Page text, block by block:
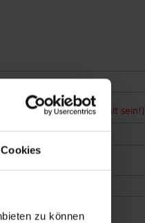
zu können
mindestens 15 Jahre alt sein!)